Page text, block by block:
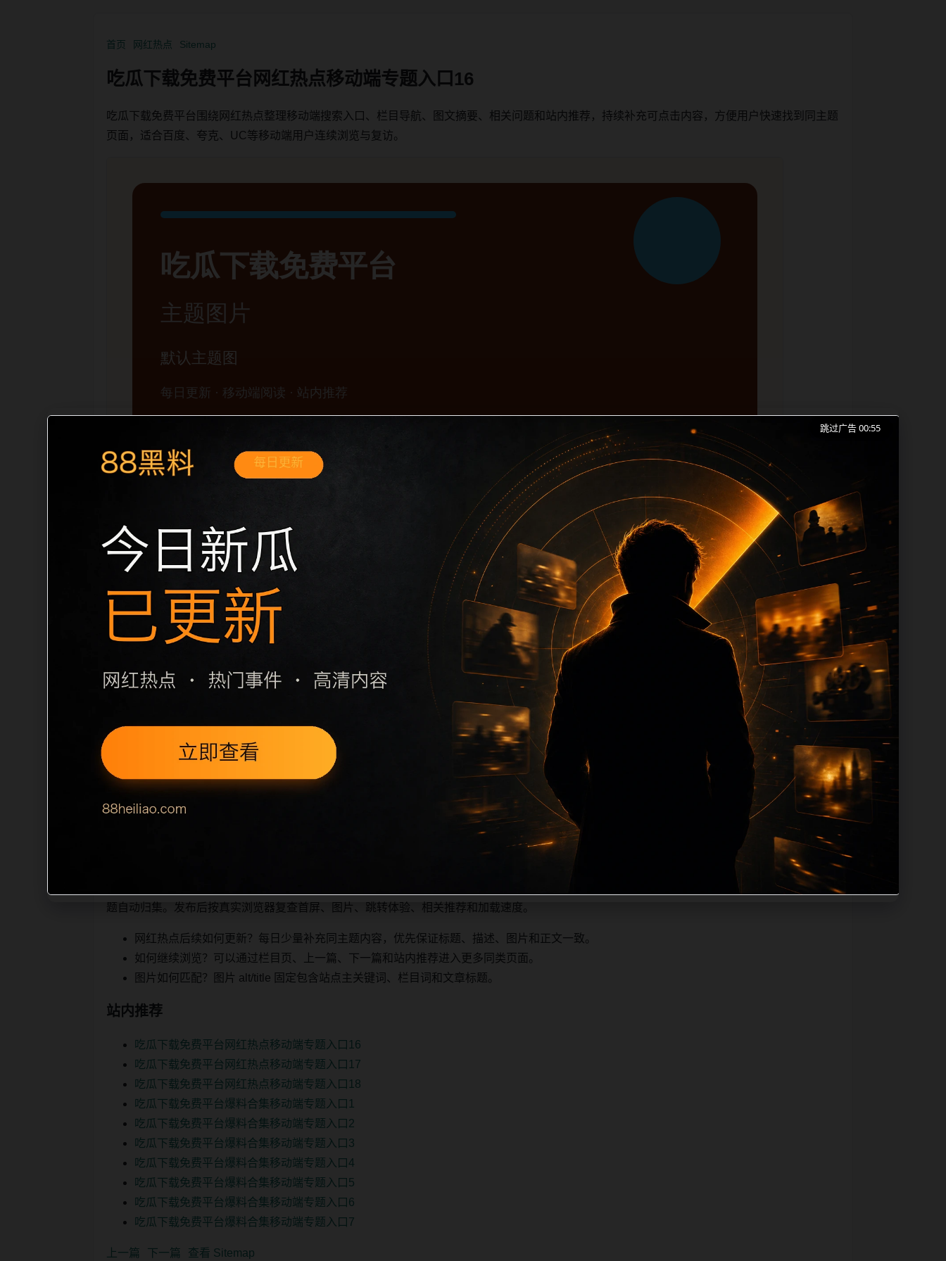
首页 网红热点 Sitemap
吃瓜下载免费平台网红热点移动端专题入口16
吃瓜下载免费平台围绕网红热点整理移动端搜索入口、栏目导航、图文摘要、相关问题和站内推荐，持续补充可点击内容，方便用户快速找到同主题
页面，适合百度、夸克、UC等移动端用户连续浏览与复访。
吃瓜下载免费平台网红热点移动端专题入口16面向移动端用户的连续浏览场景整理，核心围绕吃瓜下载免费平台、网红热点和同类长尾需求展开。页
面先给出清晰主题，再把相关入口、同类推荐和上下文说明放在同一层级，减少用户来回搜索的成本。内容更新时优先保留真实可点击入口、稳定标
题、明确描述和本地主题图，避免只堆关键词而没有可读信息。第16篇内容用于补齐栏目深度，同时帮助 sitemap、栏目页、首页推荐形成更自然的
内链关系。图片说明统一绑定站点主关键词、栏目词和文章标题，让搜索引擎能够从标题、正文、图片 alt、title 之间识
栏目内容归集
别一致主题。后续每日采集时，建议继续执行远程图片本地化、坏图默认图兜底、标题去重和 description 长度过滤。如果同一主题下有多个相近页
面，应通过不同角度补充事件背景、访问场景、相关问题或专题入口，降低站群页面之间的重复感。页面底部保留同类推荐、上一篇下一篇和
sitemap 入口，保证重要页面点击深度尽量控制在三次以内。正文维护时可按用户搜索路径补充三类信息：入口是否稳定、同栏目还有哪些可继续阅
读、移动端打开时图片和摘要是否一致。每次新增内容后同步检查标题、description、canonical、主题图、alt、title和推荐链接，确保页面既能被搜
索引擎理解，也能让真实用户顺着
栏目继续浏览。同站连续更新时避免重复标题和重复首段，优先补充不同关键词、不同栏目词和不同问题角度。栏目页则保留清晰入口，方便后续专
题自动归集。发布后按真实浏览器复查首屏、图片、跳转体验、相关推荐和加载速度。
网红热点后续如何更新？每日少量补充同主题内容，优先保证标题、描述、图片和正文一致。
如何继续浏览？可以通过栏目页、上一篇、下一篇和站内推荐进入更多同类页面。
图片如何匹配？图片 alt/title 固定包含站点主关键词、栏目词和文章标题。
站内推荐
吃瓜下载免费平台网红热点移动端专题入口16
吃瓜下载免费平台网红热点移动端专题入口17
吃瓜下载免费平台网红热点移动端专题入口18
吃瓜下载免费平台爆料合集移动端专题入口1
吃瓜下载免费平台爆料合集移动端专题入口2
吃瓜下载免费平台爆料合集移动端专题入口3
吃瓜下载免费平台爆料合集移动端专题入口4
吃瓜下载免费平台爆料合集移动端专题入口5
吃瓜下载免费平台爆料合集移动端专题入口6
吃瓜下载免费平台爆料合集移动端专题入口7
上一篇 下一篇 查看 Sitemap
跳过广告 00:54